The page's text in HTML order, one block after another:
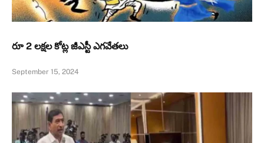
రూ 2 లక్షల కోట్ల జీఎస్టీ ఎగవేతలు
September 15, 2024